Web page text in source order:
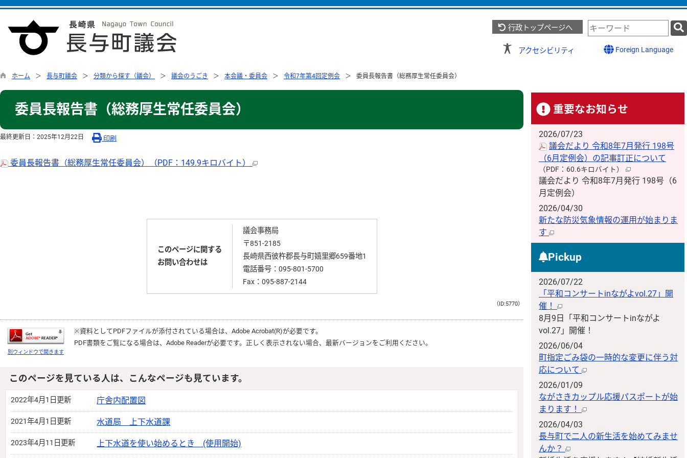
行政トップページへ
検
索
ド
アクセシビリティ Foreign Language
ホーム 長与町議会 分類から探す（議会） 議会のうごき 本会議・委員会 令和7年第4回定例会 委員長報告書（総務厚生常任委員会）
委員長報告書（総務厚生常任委員会）
最終更新日： 2025年12月22日 印刷
委員長報告書（総務厚生常任委員会）（PDF：149.9キロバイト）
このページに関する
お問い合わせは
議会事務局
〒851-2185
長崎県西彼杵郡長与町嬉里郷659番地1
電話番号： 095-801-5700
Fax：095-887-2144
（ID:5770）
別ウィンドウで開きます
※資料としてPDFファイルが添付されている場合は、 Adobe Acrobat(R)が必要です。
PDF書類をご覧になる場合は、 Adobe Readerが必要です。正しく表示されない場合、最新バージョンをご利用ください。
このページを見ている人は、こんなページも見ています。
2022年4月1日更新 庁舎内配置図
2021年4月1日更新 水道局 上下水道課
2023年4月11日更新 上下水道を使い始めるとき (使用開始)
重要なお知らせ
2026/07/23
議会だより 令和8年7月発行 198号
（6月定例会）の記事訂正について
（PDF：60.6キロバイト）
議会だより 令和8年7月発行 198号（6
月定例会）
2026/04/30
新たな防災気象情報の運用が始まりま
す
Pickup
2026/07/22
「平和コンサートinながよvol.27」開
催！
8月9日「平和コンサートinながよ
vol.27」開催！
2026/06/04
町指定ごみ袋の一時的な変更に伴う対
応について
2026/01/09
ながさきカップル応援パスポートが始
まります！
2026/04/03
長与町で二人の新生活を始めてみませ
んか？